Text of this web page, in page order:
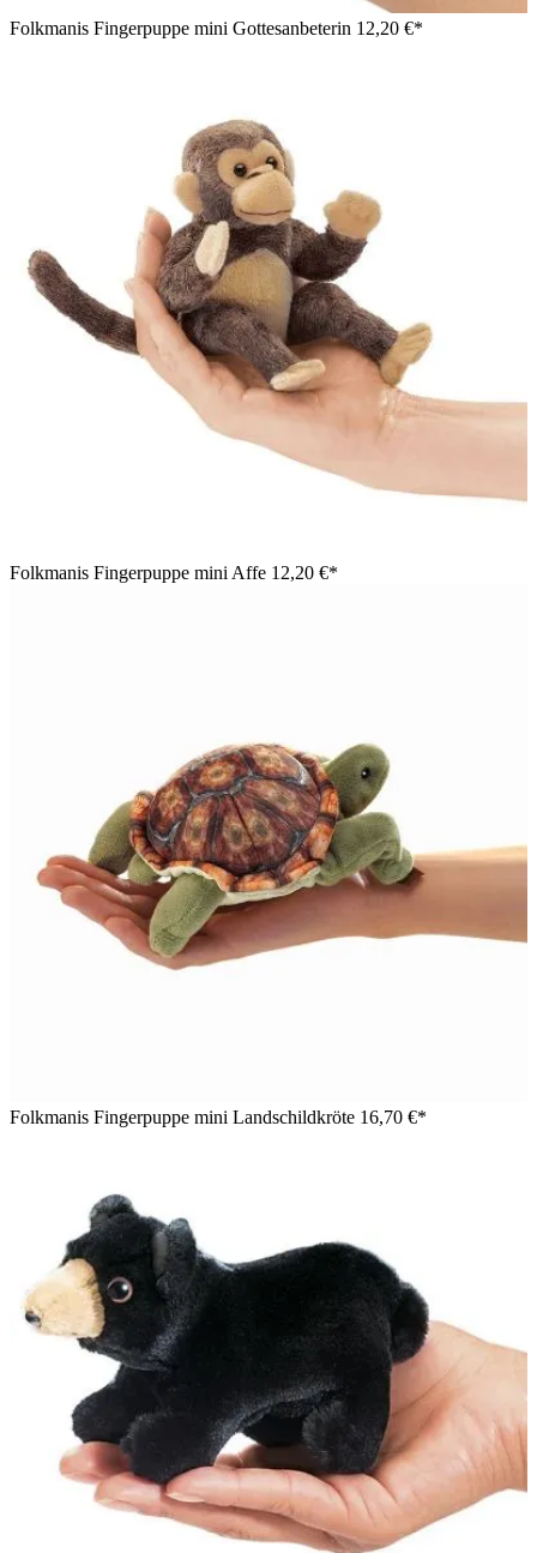
Folkmanis Fingerpuppe mini Gottesanbeterin 12,20 €*
Folkmanis Fingerpuppe mini Affe 12,20 €*
Folkmanis Fingerpuppe mini Landschildkröte 16,70 €*